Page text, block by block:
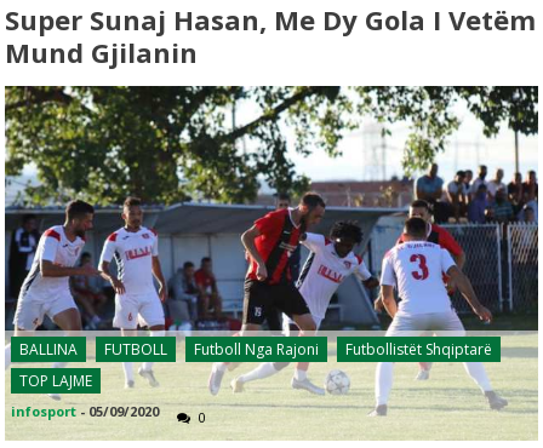
Super Sunaj Hasan, Me Dy Gola I Vetëm
Mund Gjilanin
BALLINA FUTBOLL Futboll Nga Rajoni
Futbollistët Shqiptarë
TOP LAJME
infosport - 05/09/2020 0